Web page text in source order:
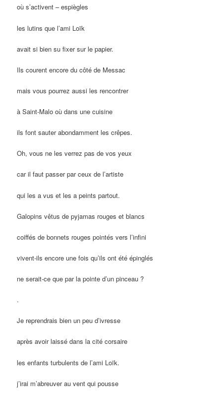
où s’activent – espiègles
les lutins que l’ami Loïk
avait si bien su fixer sur le papier.
Ils courent encore du côté de Messac
mais vous pourrez aussi les rencontrer
à Saint-Malo où dans une cuisine
ils font sauter abondamment les crêpes.
Oh, vous ne les verrez pas de vos yeux
car il faut passer par ceux de l’artiste
qui les a vus et les a peints partout.
Galopins vêtus de pyjamas rouges et blancs
coiffés de bonnets rouges pointés vers l’infini
vivent-ils encore une fois qu’ils ont été épinglés
ne serait-ce que par la pointe d’un pinceau ?
.
Je reprendrais bien un peu d’ivresse
après avoir laissé dans la cité corsaire
les enfants turbulents de l’ami Loïk.
j’irai m’abreuver au vent qui pousse